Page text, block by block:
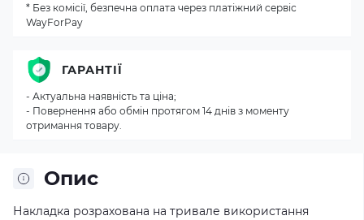
Опис
Накладка розрахована на тривале використання
* Без комісії, безпечна оплата через платіжний сервіс
WayForPay
ГАРАНТІЇ
- Актуальна наявність та ціна;
- Повернення або обмін протягом 14 днів з моменту
отримання товару.